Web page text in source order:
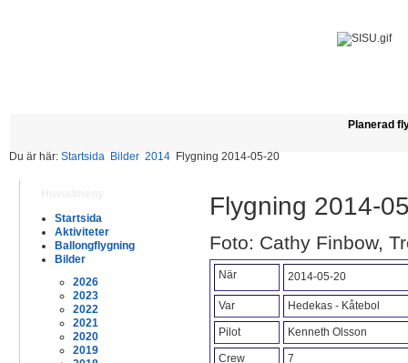
Planerad
Du är här: Startsida Bilder 2014 Flygning 2014-05-20
Startsida
Aktiviteter
Ballongflygning
Bilder
2026
2023
2022
2021
2020
2019
Flygning 2014-
Foto: Cathy Finbow,
När 2014-05-20
Var Hedekas - Kåtebol
Pilot Kenneth Olsson
Crew 7